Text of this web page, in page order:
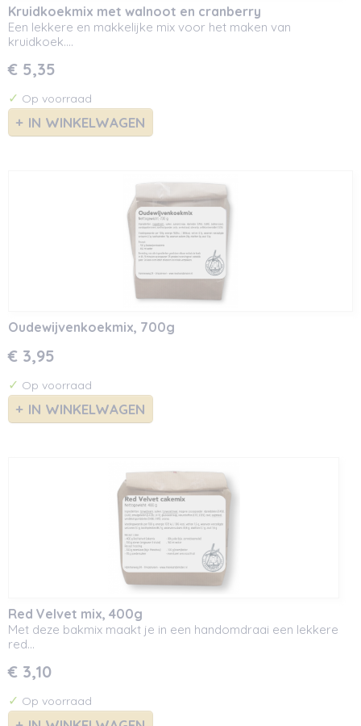
Kruidkoekmix met walnoot en cranberry
Een lekkere en makkelijke mix voor het maken van
kruidkoek.…
€ 5,35
✓ Op voorraad
IN WINKELWAGEN
Oudewijvenkoekmix, 700g
€ 3,95
✓ Op voorraad
IN WINKELWAGEN
Red Velvet mix, 400g
Met deze bakmix maakt je in een handomdraai een lekkere
red…
€ 3,10
✓ Op voorraad